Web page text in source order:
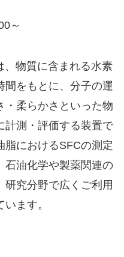
～
、物質に含まれる水素
間をもとに、分子の運
・柔らかさといった物
計測・評価する装置で
脂におけるSFCの測定
石油化学や製薬関連の
研究分野で広くご利用
ます。